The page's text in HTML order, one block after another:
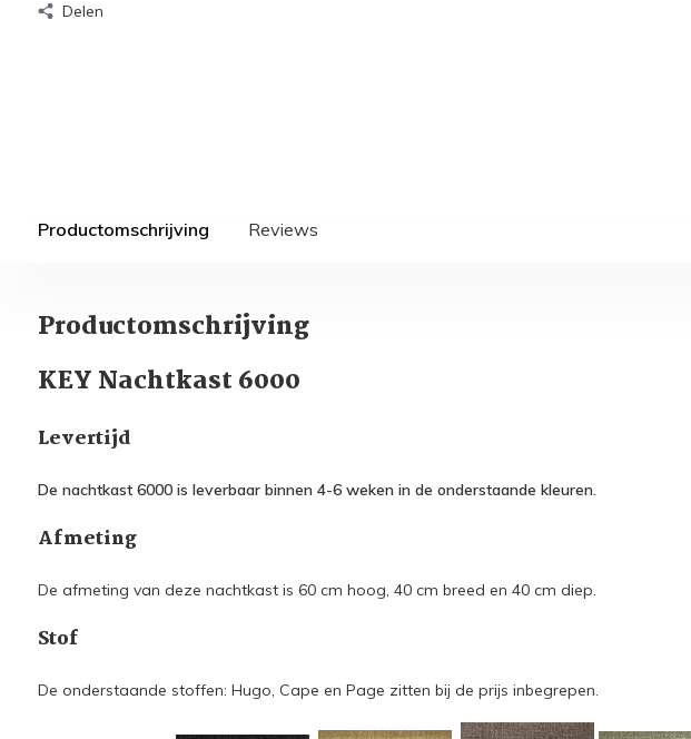
Delen
Productomschrijving Reviews
Productomschrijving
KEY Nachtkast 6000
Levertijd
De nachtkast 6000 is leverbaar binnen 4-6 weken in de onderstaande kleuren.
Afmeting
De afmeting van deze nachtkast is 60 cm hoog, 40 cm breed en 40 cm diep.
Stof
De onderstaande stoffen: Hugo, Cape en Page zitten bij de prijs inbegrepen.